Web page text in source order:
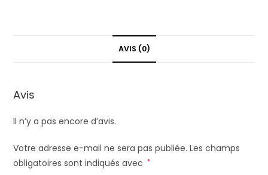
AVIS (0)
Avis
Il n’y a pas encore d’avis.
Votre adresse e-mail ne sera pas publiée. Les champs
obligatoires sont indiqués avec *